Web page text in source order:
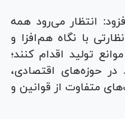
انتظار می‌رود همه
با نگاه هم‌افزا و
تولید اقدام کنند؛
در حوزه‌های اقتصادی،
متفاوت از قوانین و